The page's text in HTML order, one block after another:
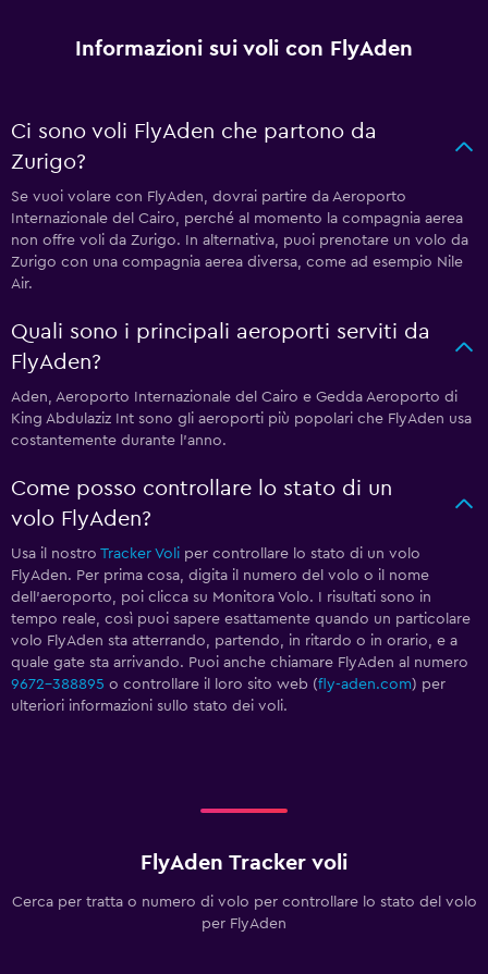
Informazioni sui voli con FlyAden
Ci sono voli FlyAden che partono da
Zurigo?
Se vuoi volare con FlyAden, dovrai partire da Aeroporto
Internazionale del Cairo, perché al momento la compagnia aerea
non offre voli da Zurigo. In alternativa, puoi prenotare un volo da
Zurigo con una compagnia aerea diversa, come ad esempio Nile
Air.
Quali sono i principali aeroporti serviti da
FlyAden?
Aden, Aeroporto Internazionale del Cairo e Gedda Aeroporto di
King Abdulaziz Int sono gli aeroporti più popolari che FlyAden usa
costantemente durante l'anno.
Come posso controllare lo stato di un
volo FlyAden?
Usa il nostro Tracker Voli per controllare lo stato di un volo
FlyAden. Per prima cosa, digita il numero del volo o il nome
dell'aeroporto, poi clicca su Monitora Volo. I risultati sono in
tempo reale, così puoi sapere esattamente quando un particolare
volo FlyAden sta atterrando, partendo, in ritardo o in orario, e a
quale gate sta arrivando. Puoi anche chiamare FlyAden al numero
9672-388895 o controllare il loro sito web (fly-aden.com) per
ulteriori informazioni sullo stato dei voli.
FlyAden Tracker voli
Cerca per tratta o numero di volo per controllare lo stato del volo
per FlyAden